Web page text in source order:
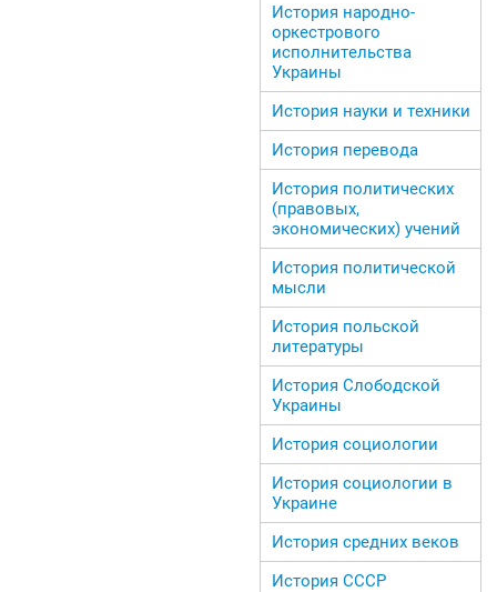
История народно-
оркестрового
исполнительства
Украины
История науки и техники
История перевода
История политических
(правовых,
экономических) учений
История политической
мысли
История польской
литературы
История Слободской
Украины
История социологии
История социологии в
Украине
История средних веков
История СССР